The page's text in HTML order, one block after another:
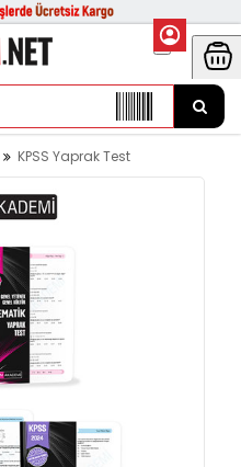
KPSS Yaprak Test